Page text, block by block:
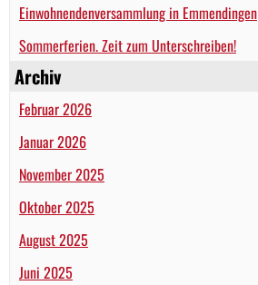
Einwohnendenversammlung in Emmendingen
Sommerferien. Zeit zum Unterschreiben!
Archiv
Februar 2026
Januar 2026
November 2025
Oktober 2025
August 2025
Juni 2025